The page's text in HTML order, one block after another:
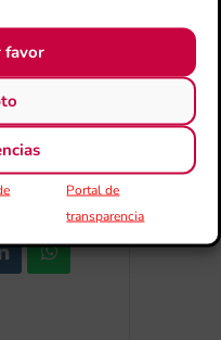
favor
Portal de
transparencia
EVENTO